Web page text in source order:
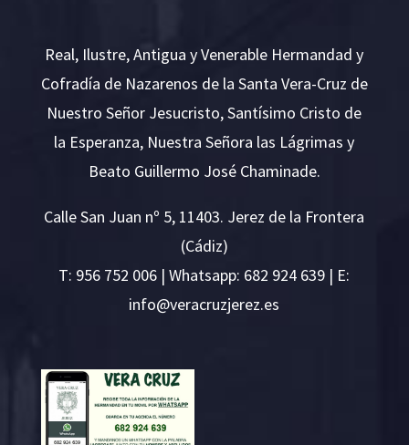
Real, Ilustre, Antigua y Venerable Hermandad y
Cofradía de Nazarenos de la Santa Vera-Cruz de
Nuestro Señor Jesucristo, Santísimo Cristo de
la Esperanza, Nuestra Señora las Lágrimas y
Beato Guillermo José Chaminade.
Calle San Juan nº 5, 11403. Jerez de la Frontera
(Cádiz)
T: 956 752 006 | Whatsapp: 682 924 639 | E:
se.ze
rejzu
rcare
v@ofn
i